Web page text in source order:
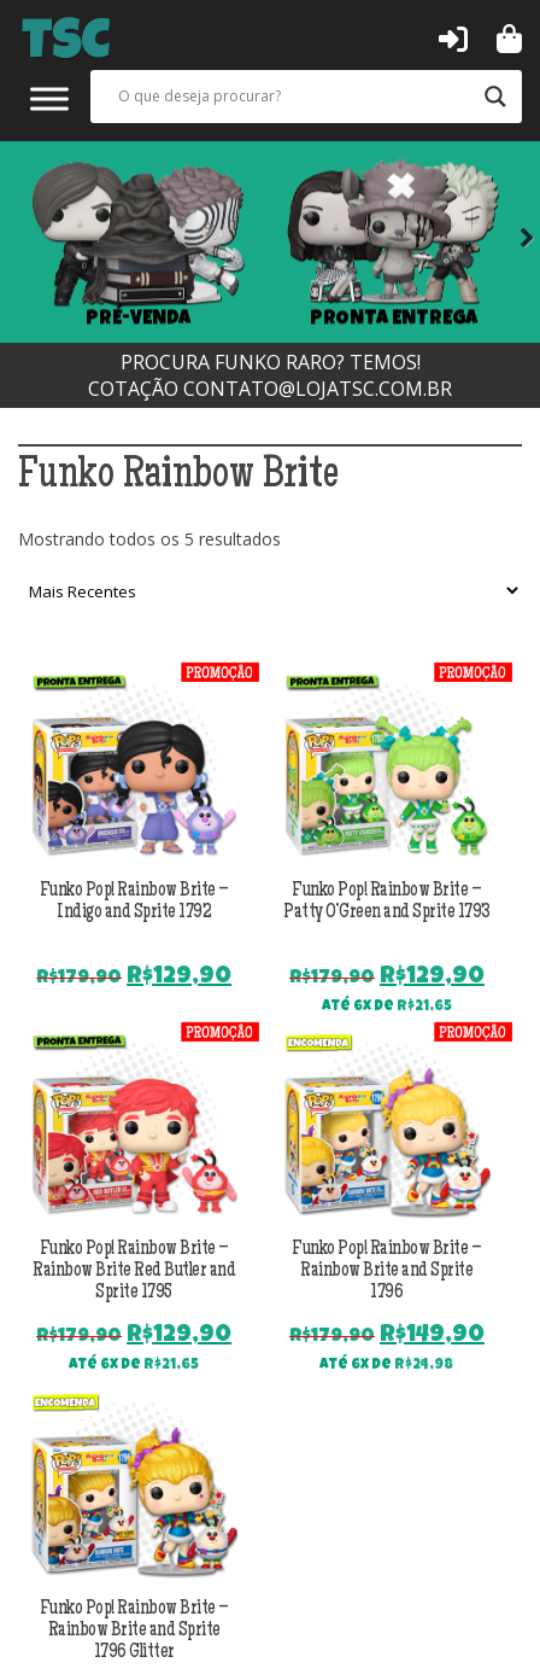
PRÉ-VENDA PRONTA ENTREGA
PROCURA FUNKO RARO? TEMOS!
COTAÇÃO CONTATO@LOJATSC.COM.BR
Funko Rainbow Brite
Mostrando todos os 5 resultados
Funko Pop! Rainbow Brite –
Indigo and Sprite 1792
R$179,90 O
original
era:
R$179,90.
R$129,90O
atual
R$129,90.
Funko Pop! Rainbow Brite –
Patty O’Green and Sprite 1793
R$179,90 O
preço
original
R$179,90.
R$129,90O
Até 6x de R$21,65
Funko Pop! Rainbow Brite –
Rainbow Brite Red Butler and
Sprite 1795
R$179,90 O
preço
R$179,90.
R$129,90O
Até 6x de R$21,65
Funko Pop! Rainbow Brite –
Rainbow Brite and Sprite
1796
R$179,90 O
preço
R$149,90O
Até 6x de R$24,98
Funko Pop! Rainbow Brite –
Rainbow Brite and Sprite
1796 Glitter